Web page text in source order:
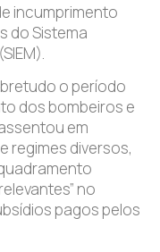
incumprimento
do Sistema
o período
dos bombeiros e
em
regimes diversos,
no
pagos pelos